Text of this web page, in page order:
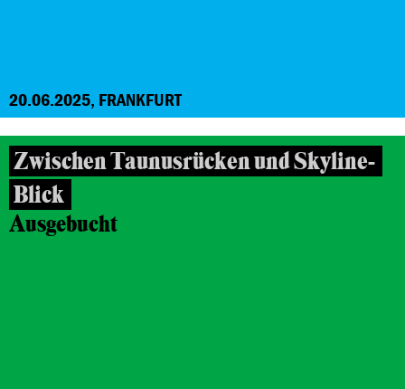
20.06.2025, FRANKFURT
Zwischen Taunusrücken und Skyline-
Blick
Ausgebucht